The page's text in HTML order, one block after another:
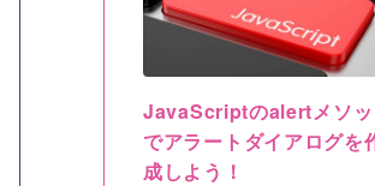
JavaScriptのalertメソッ
でアラートダイアログを
成しよう！